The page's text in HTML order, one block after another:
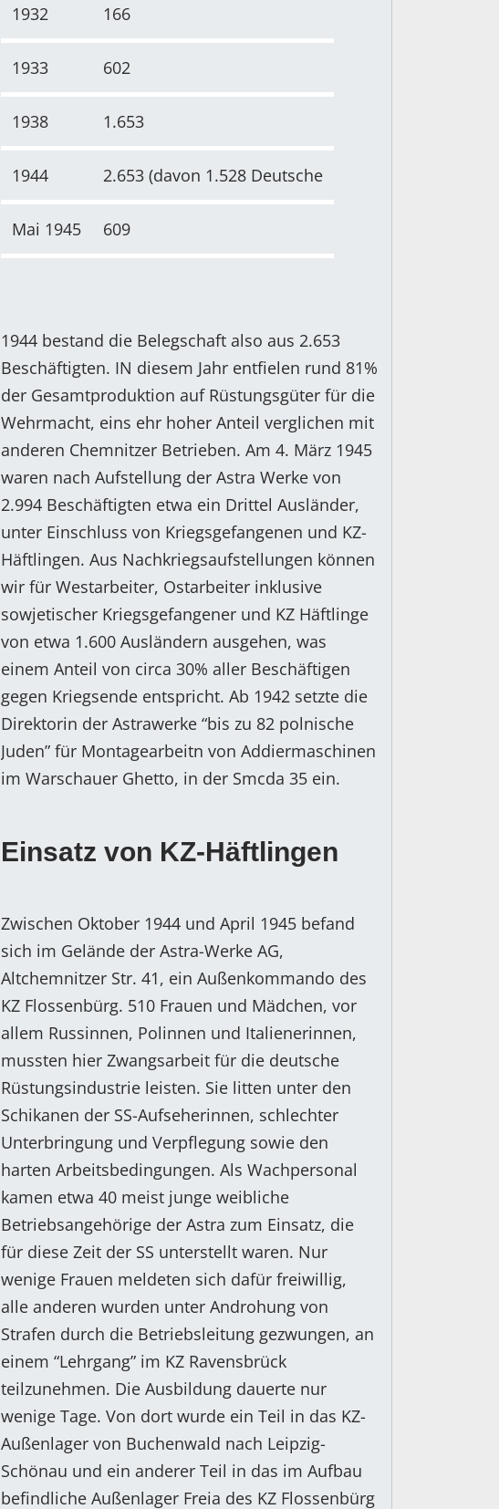
1932 166
1933 602
1938 1.653
1944 2.653 (davon 1.528 Deutsche
Mai 1945 609
1944 bestand die Belegschaft also aus 2.653
Beschäftigten. IN diesem Jahr entfielen rund 81%
der Gesamtproduktion auf Rüstungsgüter für die
Wehrmacht, eins ehr hoher Anteil verglichen mit
anderen Chemnitzer Betrieben. Am 4. März 1945
waren nach Aufstellung der Astra Werke von
2.994 Beschäftigten etwa ein Drittel Ausländer,
unter Einschluss von Kriegsgefangenen und KZ-
Häftlingen. Aus Nachkriegsaufstellungen können
wir für Westarbeiter, Ostarbeiter inklusive
sowjetischer Kriegsgefangener und KZ Häftlinge
von etwa 1.600 Ausländern ausgehen, was
einem Anteil von circa 30% aller Beschäftigen
gegen Kriegsende entspricht. Ab 1942 setzte die
Direktorin der Astrawerke “bis zu 82 polnische
Juden” für Montagearbeitn von Addiermaschinen
im Warschauer Ghetto, in der Smcda 35 ein.
Einsatz von KZ-Häftlingen
Zwischen Oktober 1944 und April 1945 befand
sich im Gelände der Astra-Werke AG,
Altchemnitzer Str. 41, ein Außenkommando des
KZ Flossenbürg. 510 Frauen und Mädchen, vor
allem Russinnen, Polinnen und Italienerinnen,
mussten hier Zwangsarbeit für die deutsche
Rüstungsindustrie leisten. Sie litten unter den
Schikanen der SS-Aufseherinnen, schlechter
Unterbringung und Verpflegung sowie den
harten Arbeitsbedingungen. Als Wachpersonal
kamen etwa 40 meist junge weibliche
Betriebsangehörige der Astra zum Einsatz, die
für diese Zeit der SS unterstellt waren. Nur
wenige Frauen meldeten sich dafür freiwillig,
alle anderen wurden unter Androhung von
Strafen durch die Betriebsleitung gezwungen, an
einem “Lehrgang” im KZ Ravensbrück
teilzunehmen. Die Ausbildung dauerte nur
wenige Tage. Von dort wurde ein Teil in das KZ-
Außenlager von Buchenwald nach Leipzig-
Schönau und ein anderer Teil in das im Aufbau
befindliche Außenlager Freia des KZ Flossenbürg